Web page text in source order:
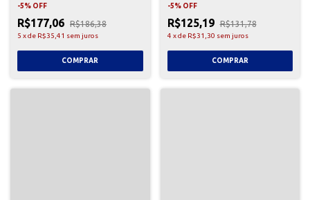
-5% OFF
R$177,06 R$186,38
5 xde R$35,41 sem juros
-5% OFF
R$125,19 R$131,78
4 xde R$31,30 sem juros